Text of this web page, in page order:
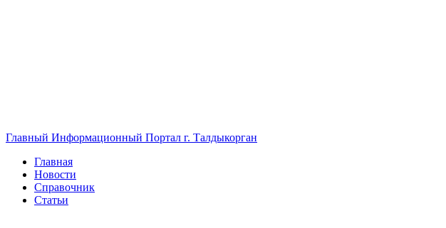
Главный Информационный Портал г. Талдыкорган
Главная
Новости
Справочник
Статьи